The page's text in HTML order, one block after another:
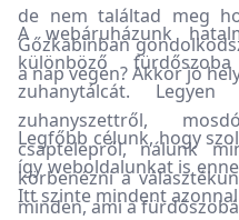
de nem találtad meg
Gőzkabinban
a nap végén? Akkor jó
A webáruházunk
különböző
zuhanytálcát. Legyen
zuhanyszettről,
csaptelepről, nálunk
körbenézni a
minden, ami a
Legfőbb célunk, hogy
így weboldalunkat is
Itt szinte mindent